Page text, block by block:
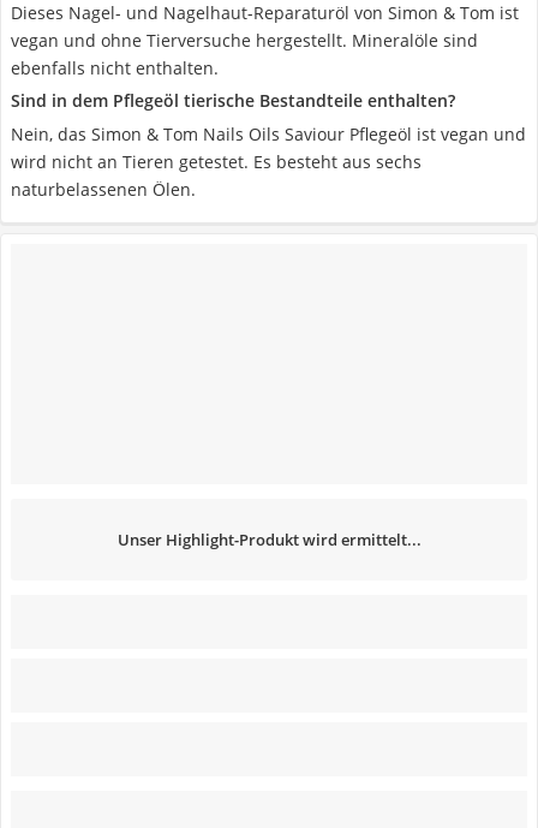
Dieses Nagel- und Nagelhaut-Reparaturöl von Simon & Tom ist
vegan und ohne Tierversuche hergestellt. Mineralöle sind
ebenfalls nicht enthalten.
Sind in dem Pflegeöl tierische Bestandteile enthalten?
Nein, das Simon & Tom Nails Oils Saviour Pflegeöl ist vegan und
wird nicht an Tieren getestet. Es besteht aus sechs
naturbelassenen Ölen.
Unser Highlight-Produkt wird ermittelt...